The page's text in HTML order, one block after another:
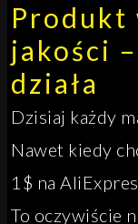
Produkt
jakości
działa
Dzisiaj każdy
Nawet kiedy
1$ na
To oczywiście